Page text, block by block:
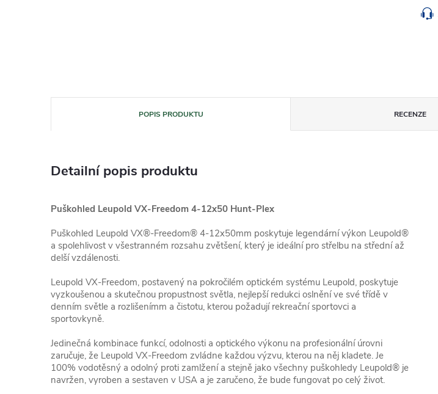
POPIS PRODUKTU RECENZE
Detailní popis produktu
Puškohled Leupold VX-Freedom 4-12x50 Hunt-Plex
Puškohled Leupold VX®-Freedom® 4-12x50mm poskytuje legendární výkon Leupold®
a spolehlivost v všestranném rozsahu zvětšení, který je ideální pro střelbu na střední až
delší vzdálenosti.
Leupold VX-Freedom, postavený na pokročilém optickém systému Leupold, poskytuje
vyzkoušenou a skutečnou propustnost světla, nejlepší redukci oslnění ve své třídě v
denním světle a rozlišenímm a čistotu, kterou požadují rekreační sportovci a
sportovkyně.
Jedinečná kombinace funkcí, odolnosti a optického výkonu na profesionální úrovni
zaručuje, že Leupold VX-Freedom zvládne každou výzvu, kterou na něj kladete. Je
100% vodotěsný a odolný proti zamlžení a stejně jako všechny puškohledy Leupold® je
navržen, vyroben a sestaven v USA a je zaručeno, že bude fungovat po celý život.